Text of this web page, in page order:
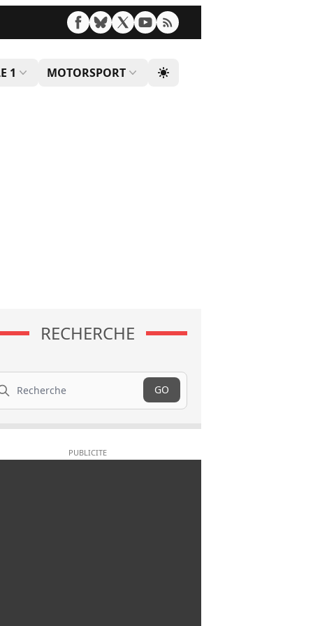
1 MOTORSPORT
RECHERCHE
GO